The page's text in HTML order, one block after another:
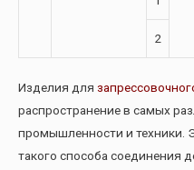
2
Изделия для
распространение в самых
промышленности и техники.
такого способа соединения